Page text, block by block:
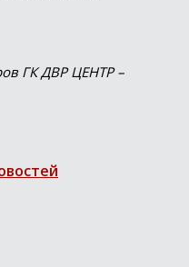
ГК ДВР ЦЕНТР –